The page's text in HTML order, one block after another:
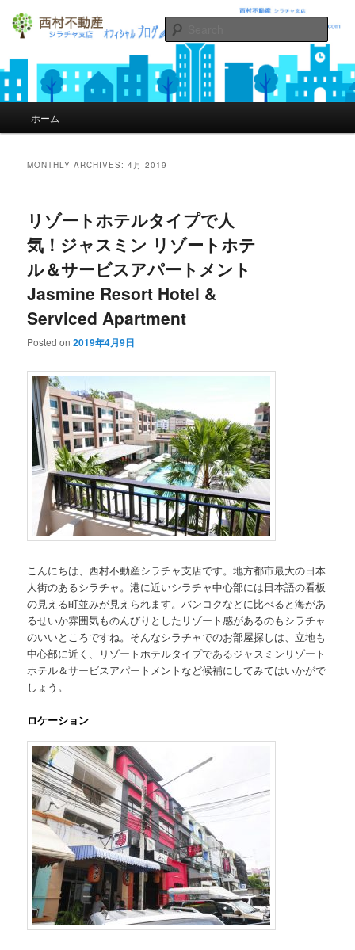
シラチャの不動産西村不動産オフィ
シャルブログ
Skip to primary content
Skip to secondary content
ホーム
MONTHLY ARCHIVES:4月 2019
リゾートホテルタイプで人
気！ジャスミン リゾートホテ
ル＆サービスアパートメント
Jasmine Resort Hotel &
Serviced Apartment
Posted on2019年4月9日
こんにちは、西村不動産シラチャ支店です。地方都市最大の日本
人街のあるシラチャ。港に近いシラチャ中心部には日本語の看板
の見える町並みが見えられます。バンコクなどに比べると海があ
るせいか雰囲気ものんびりとしたリゾート感があるのもシラチャ
のいいところですね。そんなシラチャでのお部屋探しは、立地も
中心部に近く、リゾートホテルタイプであるジャスミンリゾート
ホテル＆サービスアパートメントなど候補にしてみてはいかがで
しょう。
ロケーション